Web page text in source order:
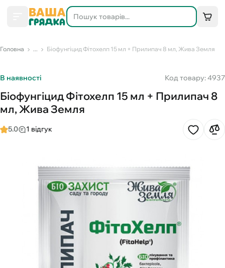
Головна ... Біофунгіцид Фітохелп 15 мл + Прилипач 8 мл, Жива Земля
В наявності Код товару: 4937
Біофунгіцид Фітохелп 15 мл + Прилипач 8
мл, Жива Земля
5.0 1 відгук